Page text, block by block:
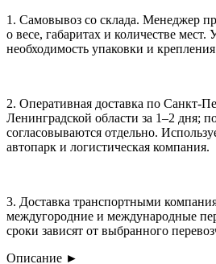
1. Самовывоз со склада. Менеджер
о весе, габаритах и количестве мест.
необходимость упаковки и
2. Оперативная доставка по Санкт-
Ленинградской области за 1–2 дня;
согласовываются отдельно.
автопарк и логистическая компания.
3. Доставка транспортными
междугородние и международные
сроки зависят от выбранного
Описание ►